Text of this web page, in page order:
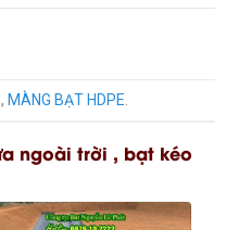
, MÀNG BẠT HDPE
ngoài trời , bạt kéo